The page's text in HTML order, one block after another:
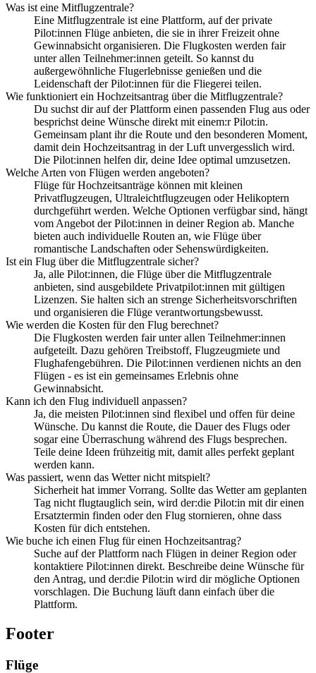
Was ist eine Mitflugzentrale?
Eine Mitflugzentrale ist eine Plattform, auf der private
Pilot:innen Flüge anbieten, die sie in ihrer Freizeit ohne
Gewinnabsicht organisieren. Die Flugkosten werden fair
unter allen Teilnehmer:innen geteilt. So kannst du
außergewöhnliche Flugerlebnisse genießen und die
Leidenschaft der Pilot:innen für die Fliegerei teilen.
Wie funktioniert ein Hochzeitsantrag über die Mitflugzentrale?
Du suchst dir auf der Plattform einen passenden Flug aus oder
besprichst deine Wünsche direkt mit einem:r Pilot:in.
Gemeinsam plant ihr die Route und den besonderen Moment,
damit dein Hochzeitsantrag in der Luft unvergesslich wird.
Die Pilot:innen helfen dir, deine Idee optimal umzusetzen.
Welche Arten von Flügen werden angeboten?
Flüge für Hochzeitsanträge können mit kleinen
Privatflugzeugen, Ultraleichtflugzeugen oder Helikoptern
durchgeführt werden. Welche Optionen verfügbar sind, hängt
vom Angebot der Pilot:innen in deiner Region ab. Manche
bieten auch individuelle Routen an, wie Flüge über
romantische Landschaften oder Sehenswürdigkeiten.
Ist ein Flug über die Mitflugzentrale sicher?
Ja, alle Pilot:innen, die Flüge über die Mitflugzentrale
anbieten, sind ausgebildete Privatpilot:innen mit gültigen
Lizenzen. Sie halten sich an strenge Sicherheitsvorschriften
und organisieren die Flüge verantwortungsbewusst.
Wie werden die Kosten für den Flug berechnet?
Die Flugkosten werden fair unter allen Teilnehmer:innen
aufgeteilt. Dazu gehören Treibstoff, Flugzeugmiete und
Flughafengebühren. Die Pilot:innen verdienen nichts an den
Flügen - es ist ein gemeinsames Erlebnis ohne
Gewinnabsicht.
Kann ich den Flug individuell anpassen?
Ja, die meisten Pilot:innen sind flexibel und offen für deine
Wünsche. Du kannst die Route, die Dauer des Flugs oder
sogar eine Überraschung während des Flugs besprechen.
Teile deine Ideen frühzeitig mit, damit alles perfekt geplant
werden kann.
Was passiert, wenn das Wetter nicht mitspielt?
Sicherheit hat immer Vorrang. Sollte das Wetter am geplanten
Tag nicht flugtauglich sein, wird der:die Pilot:in mit dir einen
Ersatztermin finden oder den Flug stornieren, ohne dass
Kosten für dich entstehen.
Wie buche ich einen Flug für einen Hochzeitsantrag?
Suche auf der Plattform nach Flügen in deiner Region oder
kontaktiere Pilot:innen direkt. Beschreibe deine Wünsche für
den Antrag, und der:die Pilot:in wird dir mögliche Optionen
vorschlagen. Die Buchung läuft dann einfach über die
Plattform.
Footer
Flüge